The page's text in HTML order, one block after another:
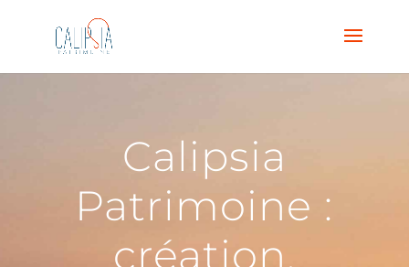
Calipsia
Patrimoine :
création,